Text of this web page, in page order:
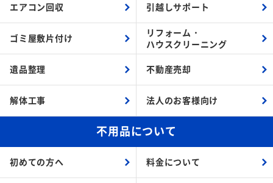
エアコン回収 引越しサポート
ゴミ屋敷片付け
リフォーム・
ハウスクリーニング
遺品整理 不動産売却
解体工事 法人のお客様向け
不用品について
初めての方へ 料金について